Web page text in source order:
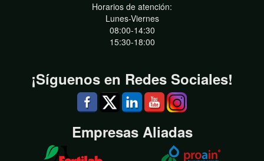
Horarios de atención:
Lunes-Viernes
08:00-14:30
15:30-18:00
¡Síguenos en Redes Sociales!
Empresas Aliadas